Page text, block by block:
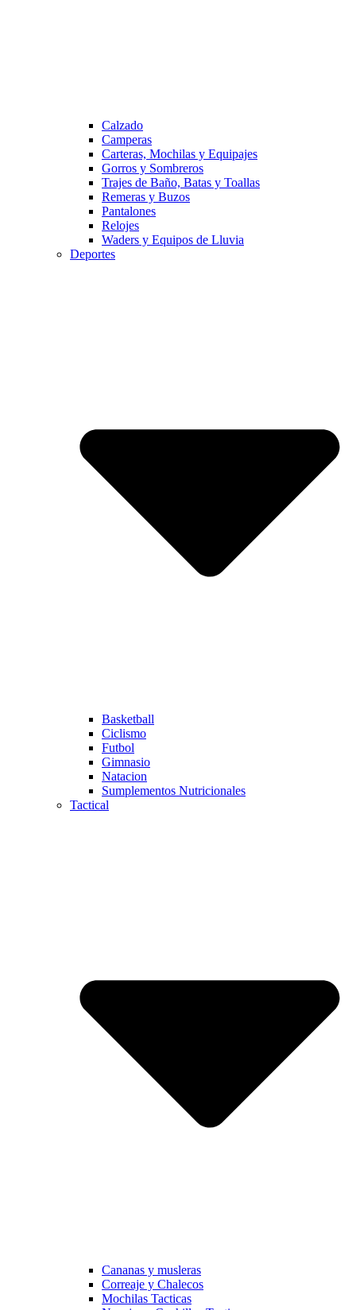
Calzado
Camperas
Carteras, Mochilas y Equipajes
Gorros y Sombreros
Trajes de Baño, Batas y Toallas
Remeras y Buzos
Pantalones
Relojes
Waders y Equipos de Lluvia
Deportes
Basketball
Ciclismo
Futbol
Gimnasio
Natacion
Sumplementos Nutricionales
Tactical
Cananas y musleras
Correaje y Chalecos
Mochilas Tacticas